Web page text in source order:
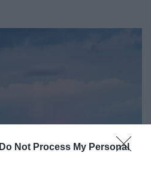
Do Not Process My Personal